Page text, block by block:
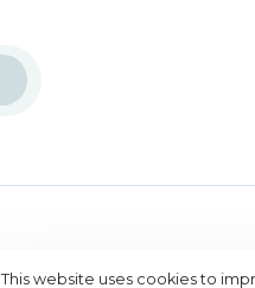
This website uses cookies to